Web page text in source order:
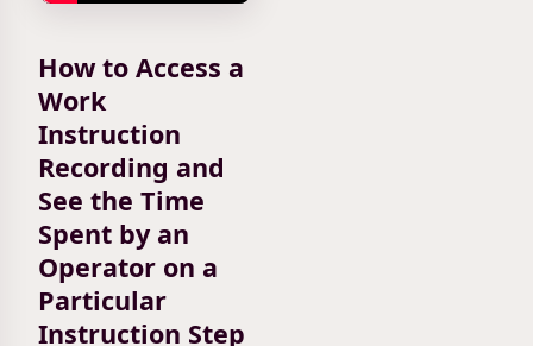
How to Access a
Work
Instruction
Recording and
See the Time
Spent by an
Operator on a
Particular
Instruction Step